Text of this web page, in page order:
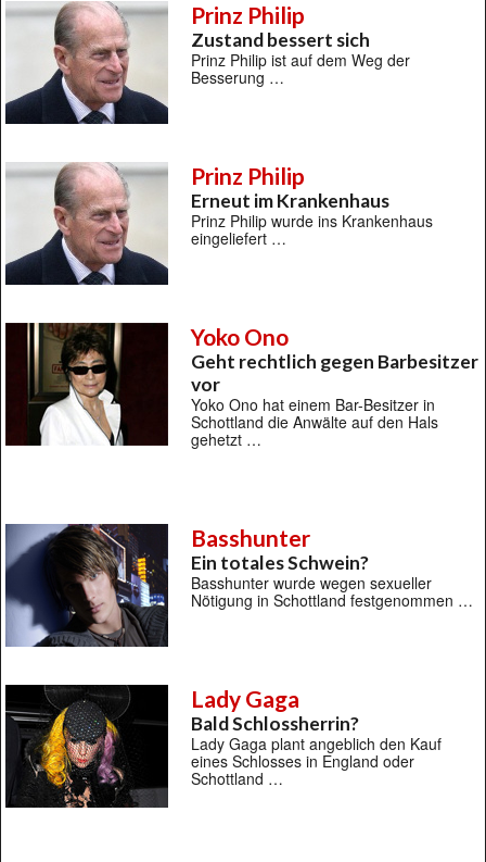
Prinz Philip
Zustand bessert sich
Prinz Philip ist auf dem Weg der
Besserung …
Prinz Philip
Erneut im Krankenhaus
Prinz Philip wurde ins Krankenhaus
eingeliefert …
Yoko Ono
Geht rechtlich gegen Barbesitzer
vor
Yoko Ono hat einem Bar-Besitzer in
Schottland die Anwälte auf den Hals
gehetzt …
Basshunter
Ein totales Schwein?
Basshunter wurde wegen sexueller
Nötigung in Schottland festgenommen …
Lady Gaga
Bald Schlossherrin?
Lady Gaga plant angeblich den Kauf
eines Schlosses in England oder
Schottland …